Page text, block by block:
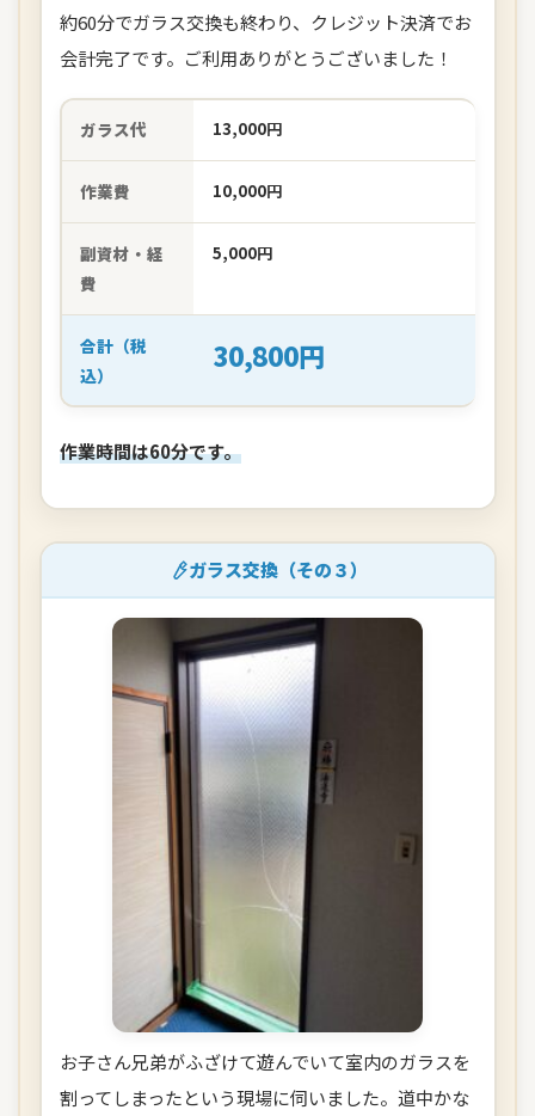
約60分でガラス交換も終わり、クレジット決済でお
会計完了です。ご利用ありがとうございました！
ガラス代 13,000円
作業費 10,000円
副資材・経
費
5,000円
合計（税
込）
30,800円
作業時間は60分です。
ガラス交換（その３）
お子さん兄弟がふざけて遊んでいて室内のガラスを
割ってしまったという現場に伺いました。道中かな